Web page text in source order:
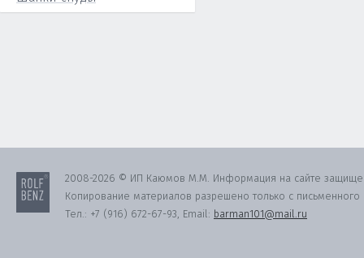
2008-2026 © ИП Каюмов М.М. Информация на сайте
Копирование материалов разрешено только с письменного
Тел.: +7 (916) 672-67-93, Email: barman101@mail.ru